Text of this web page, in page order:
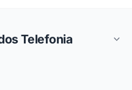
Telefonia